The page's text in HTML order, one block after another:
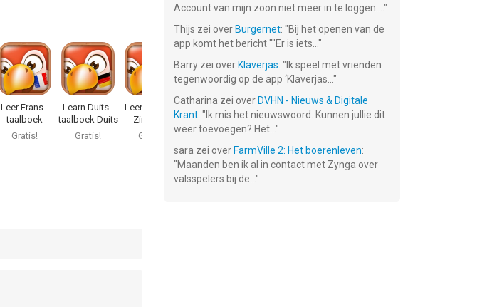
Leer Frans -
taalboek
Frans
Gratis!
Learn Duits -
taalboek Duits
Gratis!
Leer Spaans:
Zinnen &
woordjes
Gratis!
Account van mijn zoon niet meer in te loggen.... "
Thijs zei over Burgernet: "Bij het openen van de
app komt het bericht ""Er is iets... "
Barry zei over Klaverjas: " Ik speel met vrienden
tegenwoordig op de app ‘Klaverjas... "
Catharina zei over DVHN - Nieuws & Digitale
Krant: " Ik mis het nieuwswoord. Kunnen jullie dit
weer toevoegen? Het... "
sara zei over FarmVille 2: Het boerenleven:
"Maanden ben ik al in contact met Zynga over
valsspelers bij de... "